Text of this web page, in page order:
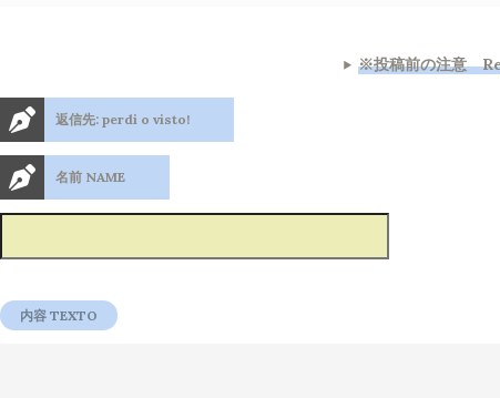
※投稿前の注意
返信先: perdi o visto!
名前 NAME